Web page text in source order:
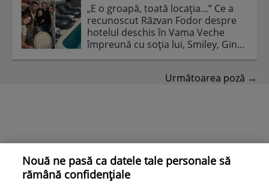
„E o groapă, toată locația…” Ce a
recunoscut Răzvan Fodor despre
hotelul deschis în Vama Veche
împreună cu soția lui, Smiley, Gina
Pistol, Adela Popescu și Radu
Următoarea poză →
Nouă ne pasă ca datele tale personale să
rămână confidențiale